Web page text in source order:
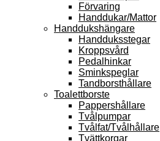
Förvaring
Handdukar/Mattor
Handdukshängare
Handduksstegar
Kroppsvård
Pedalhinkar
Sminkspeglar
Tandborsthållare
Toalettborste
Pappershållare
Tvålpumpar
Tvålfat/Tvålhållare
Tvättkorgar